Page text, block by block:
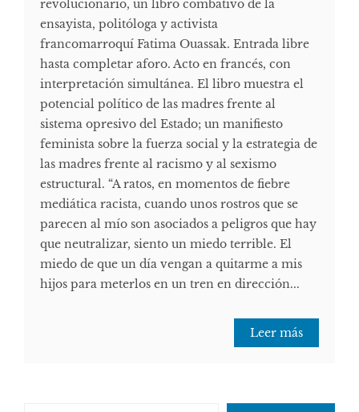
revolucionario, un libro combativo de la
ensayista, politóloga y activista
francomarroquí Fatima Ouassak. Entrada libre
hasta completar aforo. Acto en francés, con
interpretación simultánea. El libro muestra el
potencial político de las madres frente al
sistema opresivo del Estado; un manifiesto
feminista sobre la fuerza social y la estrategia de
las madres frente al racismo y al sexismo
estructural. “A ratos, en momentos de fiebre
mediática racista, cuando unos rostros que se
parecen al mío son asociados a peligros que hay
que neutralizar, siento un miedo terrible. El
miedo de que un día vengan a quitarme a mis
hijos para meterlos en un tren en dirección...
Leer más